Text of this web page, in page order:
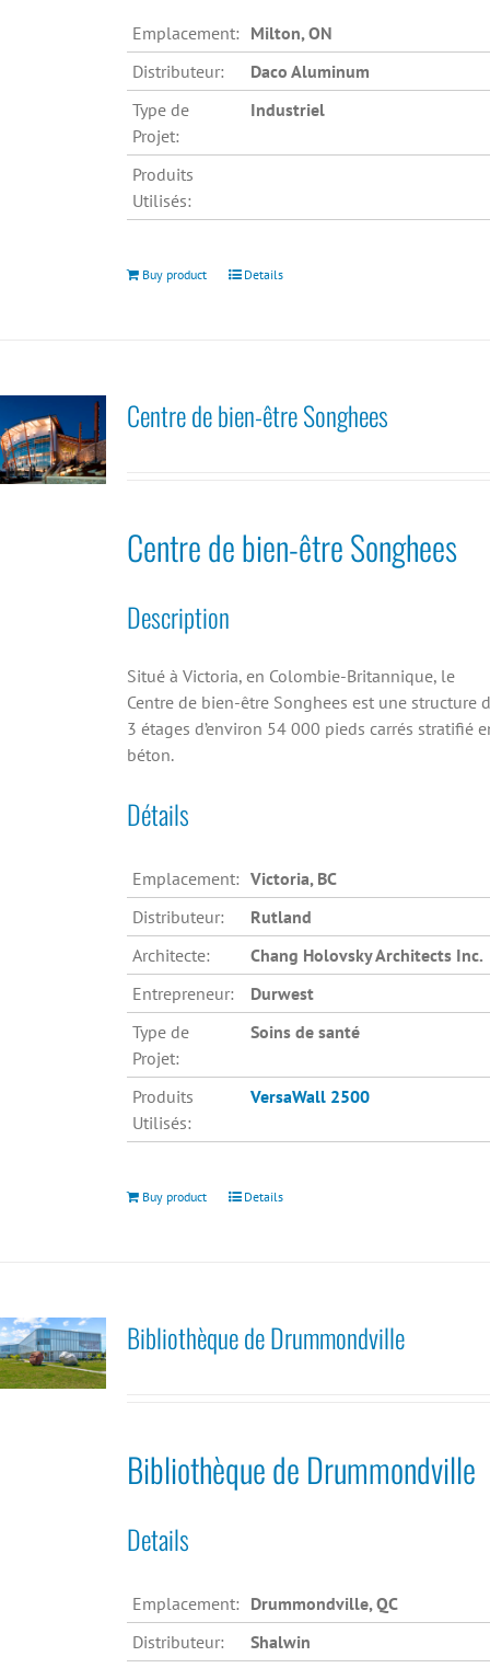
Emplacement: Milton, ON
Distributeur:
Daco Aluminum
Type de
Projet:
Industriel
Produits
Utilisés:
Buy product Details
Centre de bien-être Songhees
Centre de bien-être Songhees
Description
Situé à Victoria, en Colombie-Britannique, le
Centre de bien-être Songhees est une structure
3 étages d’environ 54 000 pieds carrés stratifié
béton.
Détails
Emplacement: Victoria, BC
Distributeur:
Rutland
Architecte:
Chang Holovsky Architects Inc.
Entrepreneur:
Durwest
Type de
Projet:
Soins de santé
Produits
Utilisés:
VersaWall 2500
Buy product Details
Bibliothèque de Drummondville
Bibliothèque de Drummondville
Details
Emplacement: Drummondville, QC
Distributeur:
Shalwin